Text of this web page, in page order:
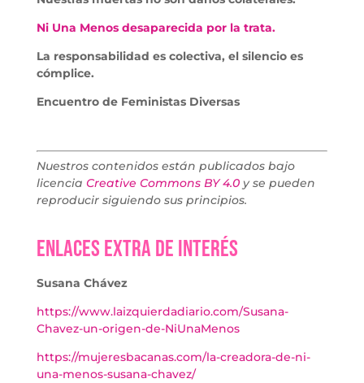
Ni Una Menos desaparecida por la trata.
La responsabilidad es colectiva, el silencio es
cómplice.
Encuentro de Feministas Diversas
Nuestros contenidos están publicados bajo
licencia Creative Commons BY 4.0y se pueden
reproducir siguiendo sus principios.
Enlaces extra de interés
Susana Chávez
https://www.laizquierdadiario.com/Susana-
Chavez-un-origen-de-NiUnaMenos
https://mujeresbacanas.com/la-creadora-de-ni-
una-menos-susana-chavez/